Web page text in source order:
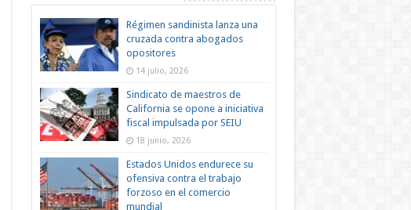
Régimen sandinista lanza una
cruzada contra abogados
opositores
14 julio, 2026
Sindicato de maestros de
California se opone a iniciativa
fiscal impulsada por SEIU
18 junio, 2026
Estados Unidos endurece su
ofensiva contra el trabajo
forzoso en el comercio
mundial